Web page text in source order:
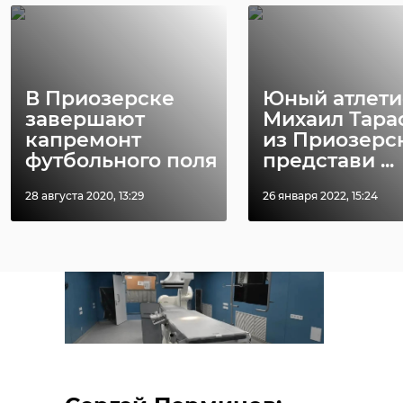
В Приозерске
завершают
капремонт
футбольного поля
28 августа 2020, 13:29
Юный
Михаил
из
представи ...
26 января 2022, 15:24
диагнозом, чтобы
комфортной и
доступной",
- подчеркнул
губернатор.